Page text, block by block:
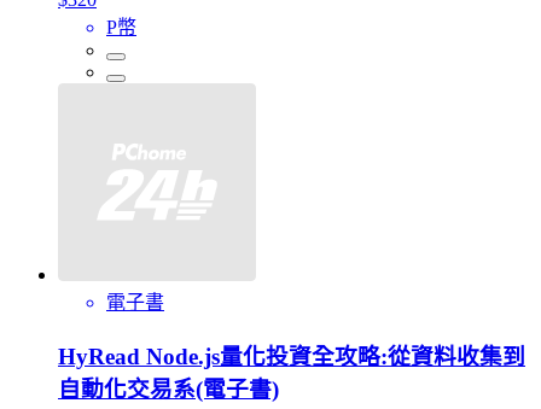
P幣
電子書
HyRead Node.js量化投資全攻略:從資料收集到
自動化交易系(電子書)